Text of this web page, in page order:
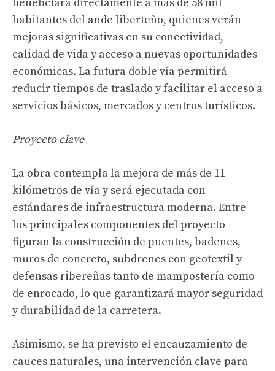
habitantes del ande liberteño, quienes verán
mejoras significativas en su conectividad,
calidad de vida y acceso a nuevas oportunidades
económicas. La futura doble vía permitirá
reducir tiempos de traslado y facilitar el acceso a
servicios básicos, mercados y centros turísticos.
Proyecto clave
La obra contempla la mejora de más de 11
kilómetros de vía y será ejecutada con
estándares de infraestructura moderna. Entre
los principales componentes del proyecto
figuran la construcción de puentes, badenes,
muros de concreto, subdrenes con geotextil y
defensas ribereñas tanto de mampostería como
de enrocado, lo que garantizará mayor seguridad
y durabilidad de la carretera.
Asimismo, se ha previsto el encauzamiento de
cauces naturales, una intervención clave para